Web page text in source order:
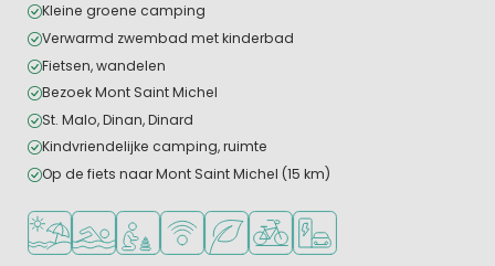
Kleine groene camping
Verwarmd zwembad met kinderbad
Fietsen, wandelen
Bezoek Mont Saint Michel
St. Malo, Dinan, Dinard
Kindvriendelijke camping, ruimte
Op de fiets naar Mont Saint Michel (15 km)
Ligt bij strand en zee
Openlucht zwembad
Aanbevolen voor jonge kinderen
WiFi beschikbaar
Groene ligging
FietsverhuurLaadpaal elektrische auto